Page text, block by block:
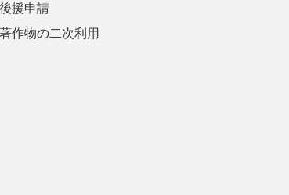
後援申請
著作物の二次利用